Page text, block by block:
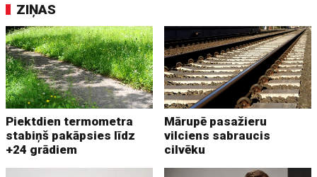
ZIŅAS
Piektdien termometra
stabiņš pakāpsies līdz
+24 grādiem
Mārupē pasažieru
vilciens sabraucis
cilvēku